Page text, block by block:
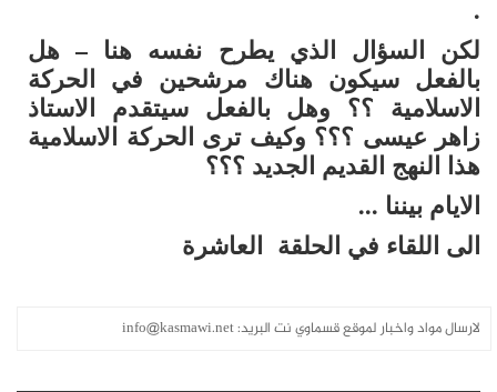
لكن السؤال الذي يطرح نفسه هنا – هل
بالفعل سيكون هناك مرشحين في الحركة
الاسلامية ؟؟ وهل بالفعل سيتقدم الاستاذ
زاهر عيسى ؟؟؟ وكيف ترى الحركة الاسلامية
هذا النهج القديم الجديد ؟؟؟
الايام بيننا ...
الى اللقاء في الحلقة العاشرة
لارسال مواد واخبار لموقع قسماوي نت البريد:info@kasmawi.net